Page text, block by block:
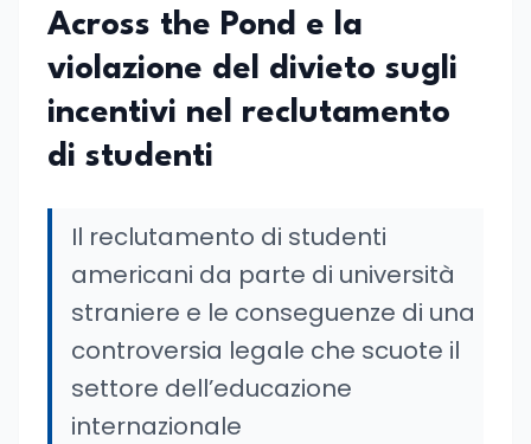
Across the Pond e la
violazione del divieto sugli
incentivi nel reclutamento
di studenti
Il reclutamento di studenti
americani da parte di università
straniere e le conseguenze di una
controversia legale che scuote il
settore dell’educazione
internazionale